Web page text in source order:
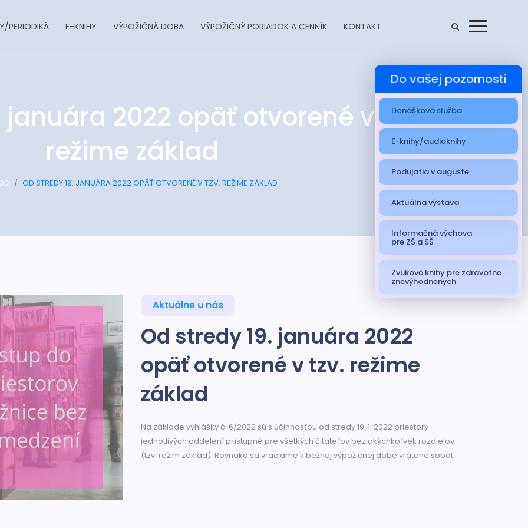
PERIODIKÁ E-KNIHY VÝPOŽIČNÁ DOBA VÝPOŽIČNÝ PORIADOK A CENNÍK KONTAKT
januára 2022 opäť otvorené v tzv.
režime základ
OD STREDY 19. JANUÁRA 2022 OPÄŤ OTVORENÉ V TZV. REŽIME ZÁKLAD
Aktuálne u nás
Od stredy 19. januára 2022
opäť otvorené v tzv. režime
základ
Na základe vyhlášky č. 6/2022 sú s účinnosťou od stredy 19. 1. 2022 priestory
jednotlivých oddelení prístupné pre všetkých čitateľov bez akýchkoľvek rozdielov
(tzv. režim základ). Rovnako sa vraciame k bežnej výpožičnej dobe vrátane sobôt.
Do vašej pozornosti
Donášková služba
E-knihy/audioknihy
Podujatia v auguste
Aktuálna výstava
Informačná výchova
pre ZŠ a SŠ
Zvukové knihy pre zdravotne
znevýhodnených